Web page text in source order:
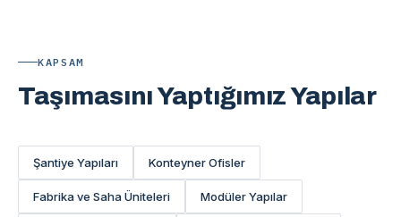
KAPSAM
Taşımasını Yaptığımız Yapılar
Şantiye Yapıları Konteyner Ofisler
Fabrika ve Saha Üniteleri Modüler Yapılar